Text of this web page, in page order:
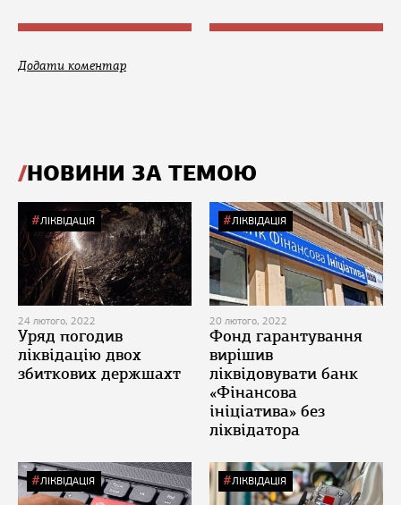
Додати коментар
НОВИНИ ЗА ТЕМОЮ
ЛІКВІДАЦІЯ
24 лютого, 2022
Уряд погодив
ліквідацію двох
збиткових держшахт
ЛІКВІДАЦІЯ
20 лютого, 2022
Фонд гарантування
вирішив
ліквідовувати банк
«Фінансова
ініціатива» без
ліквідатора
ЛІКВІДАЦІЯ ЛІКВІДАЦІЯ